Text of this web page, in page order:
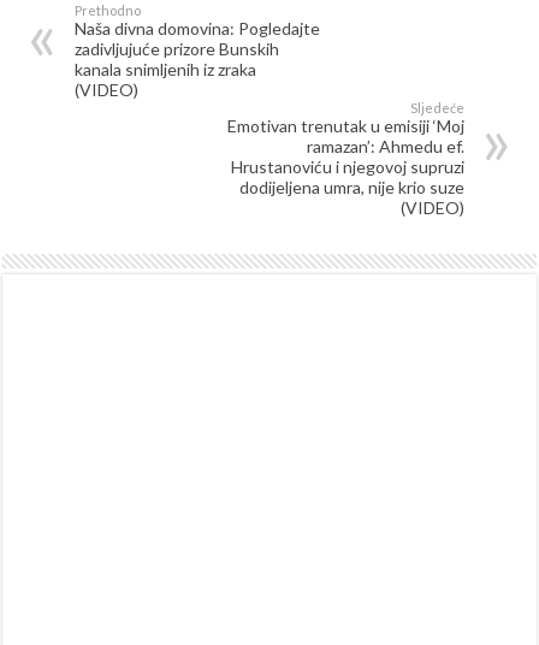
Prethodno
Naša divna domovina: Pogledajte
zadivljujuće prizore Bunskih
kanala snimljenih iz zraka
(VIDEO)
Sljedeće
Emotivan trenutak u emisiji ‘Moj
ramazan’: Ahmedu ef.
Hrustanoviću i njegovoj supruzi
dodijeljena umra, nije krio suze
(VIDEO)